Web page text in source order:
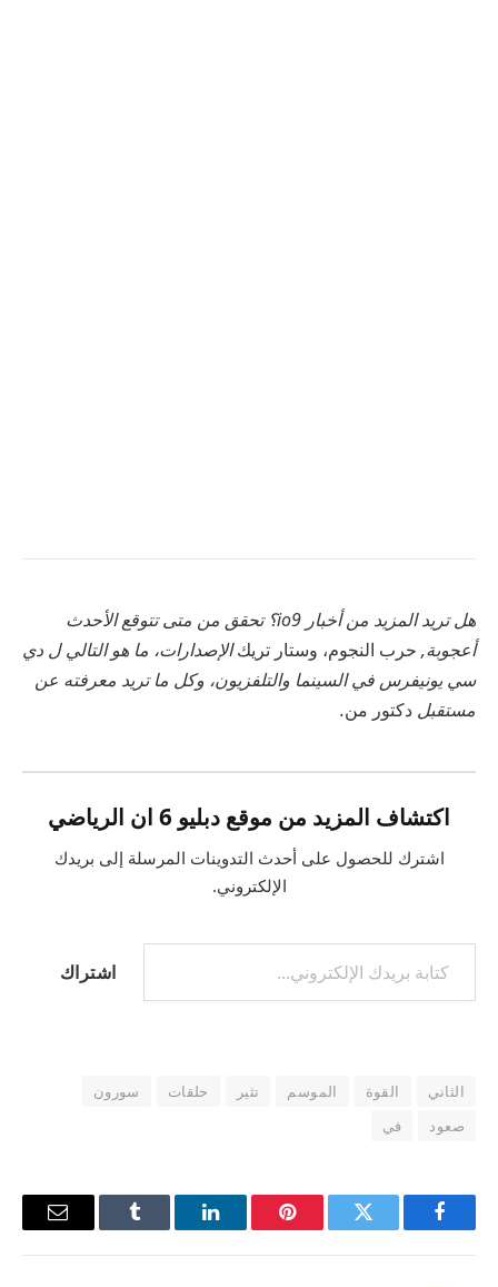
هل تريد المزيد من أخبار io9؟ تحقق من متى تتوقع الأحدث
أعجوبة, حرب النجوم، وستار تريكالإصدارات، ما هو التالي ل دي
سي يونيفرس في السينما والتلفزيون، وكل ما تريد معرفته عن
مستقبل دكتور من.
اكتشاف المزيد من موقع دبليو 6 ان الرياضي
اشترك للحصول على أحدث التدوينات المرسلة إلى بريدك
الإلكتروني.
كتابة بريدك الإلكتروني...
اشتراك
الثاني القوة الموسم تثير حلقات
سورون
صعود
في
فيسبوك تويتر بينتيريستلينكدإن Tumblr
البريد